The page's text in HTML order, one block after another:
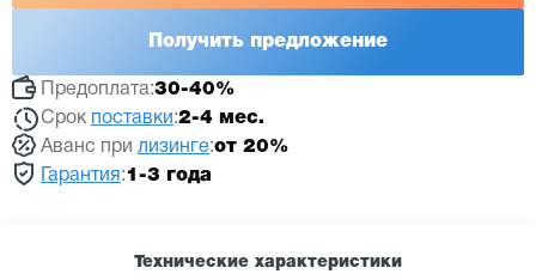
Получить предложение
Предоплата:30-40%
Срок поставки :2-4 мес.
Аванс при лизинге:от 20%
Гарантия :1-3 года
Технические характеристики